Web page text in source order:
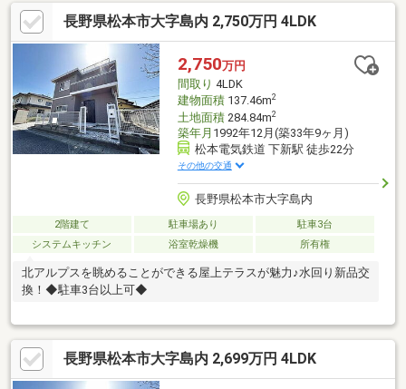
スの消費に係る配管設備、ガス器具等は、本土地建物の販売価格
には含まれておりません。【リフォーム内容】2026年4月完了■キ
ッチン新品■お風呂新品■トイレ新品■洗面化粧台新品■コンロ新品
■フロアタイル貼り■全室クロス張替え■クッションフロア張替え■
給湯器交換■室内クリーニング■外壁塗装■白蟻点検■給湯器交換
【周辺施設】・小宮保育園まで徒歩14分(約10
長野県松本市大字島内 2,750万円 4LDK
2,750万円
間取り 4LDK
建物面積137.46m2
土地面積284.84m2
築年月 1992年12月(築33年9ヶ月)
松本電気鉄道 下新駅 徒歩22分
その他の交通
長野県松本市大字島内
2階建て 駐車場あり
駐車3台
システムキッチン
浴室乾燥機 所有権
北アルプスを眺めることができる屋上テラスが魅力♪水回り新品交
換！◆駐車3台以上可◆
長野県松本市大字島内 2,699万円 4LDK